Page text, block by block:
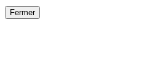
Fermer